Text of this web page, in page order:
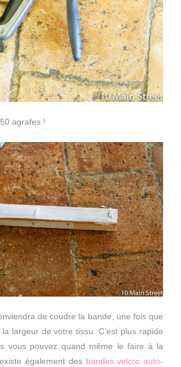
agrafes !
de coudre la bande, une fois que
largeur de votre tissu. C’est plus rapide
vous pouvez quand même le faire à la
également des bandes velcro auto-